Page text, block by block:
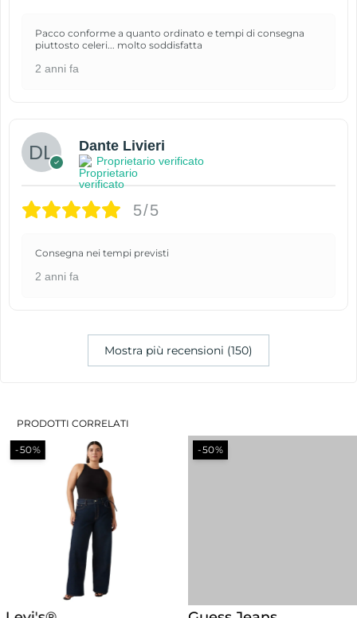
Pacco conforme a quanto ordinato e tempi di consegna
piuttosto celeri... molto soddisfatta
2 anni fa
Dante Livieri
Proprietario verificato
5/5
Consegna nei tempi previsti
2 anni fa
Mostra più recensioni (150)
PRODOTTI CORRELATI
-50% -50%